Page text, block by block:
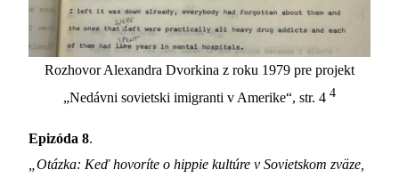
Rozhovor Alexandra Dvorkina z roku 1979 pre projekt
„Nedávni sovietski imigranti v Amerike“, str. 4 4
Epizóda 8.
„Otázka: Keď hovoríte o hippie kultúre v Sovietskom zväze,